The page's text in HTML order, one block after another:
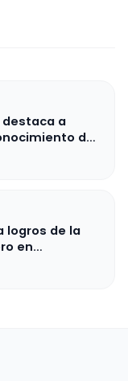
destaca a
de
2025
logros de la
en
el 50.º